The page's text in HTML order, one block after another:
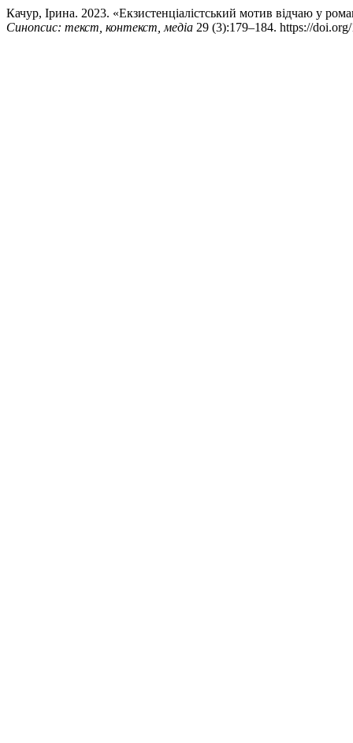
Качур, Ірина. 2023. «Екзистенціалістський мотив відчаю у
Синопсис: текст, контекст, медіа 29 (3):179–184. https://